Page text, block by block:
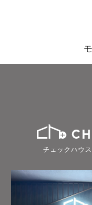
チェックハウ